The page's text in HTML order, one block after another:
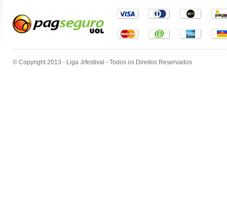
© Copyright 2013 - Liga Jrfestival - Todos os Direitos Reservados